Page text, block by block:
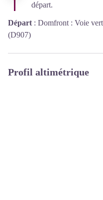
départ.
Départ : Domfront : Voie
(D907)
Profil altimétrique